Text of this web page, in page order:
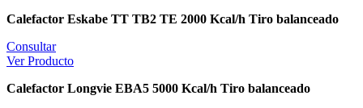
Calefactor Eskabe TT TB2 TE 2000 Kcal/h Tiro balanceado
Consultar
Ver Producto
Calefactor Longvie EBA5 5000 Kcal/h Tiro balanceado